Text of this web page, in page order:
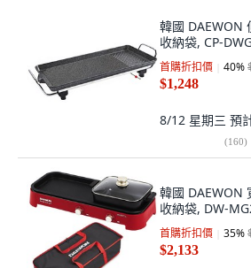
韓國 DAEWON
收納袋, CP-
首購折扣價 40%
$1,248
8/12 星期三 預
(160)
韓國 DAEWON
收納袋, DW-
首購折扣價 35%
$2,133